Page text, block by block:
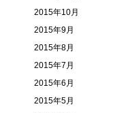
2015年10月
2015年9月
2015年8月
2015年7月
2015年6月
2015年5月